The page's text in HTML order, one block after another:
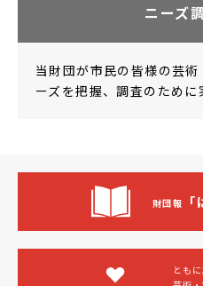
ニーズ
当財団が市民の皆様の芸
ーズを把握、調査のために
財団報
とも